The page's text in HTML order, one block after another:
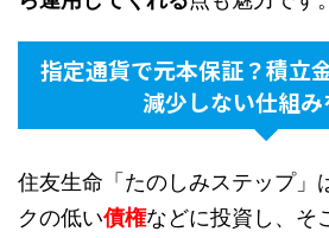
指定通貨で元本保証？積立
減少しない仕組
住友生命「たのしみステップ」
クの低い債権などに投資し、そ